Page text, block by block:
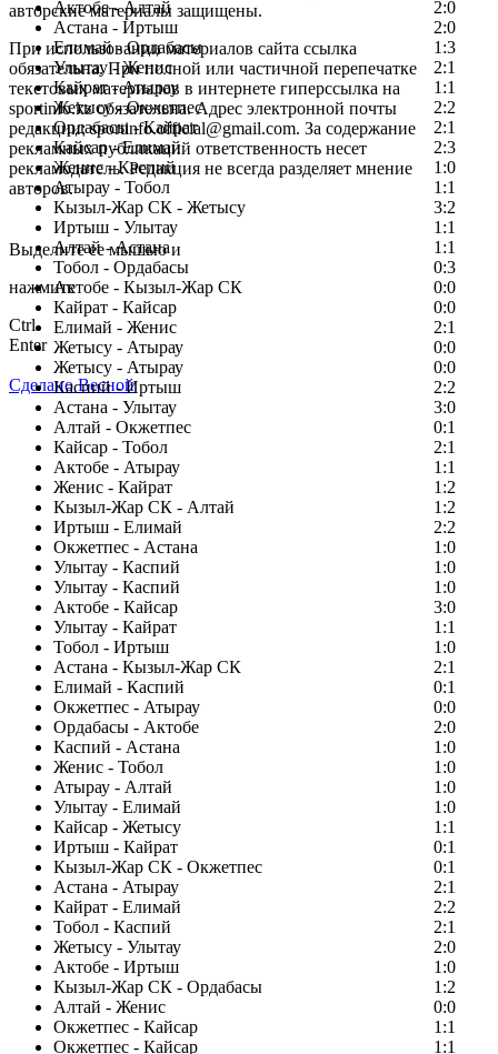
Актобе - Алтай
2:0
Астана - Иртыш
2:0
Елимай - Ордабасы
1:3
Улытау - Женис
2:1
Кайрат - Атырау
1:1
Жетысу - Окжетпес
2:2
Ордабасы - Кайрат
2:1
Кайсар - Елимай
2:3
Женис - Каспий
1:0
Атырау - Тобол
1:1
Кызыл-Жар СК - Жетысу
3:2
Иртыш - Улытау
1:1
Алтай - Астана
1:1
Тобол - Ордабасы
0:3
Актобе - Кызыл-Жар СК
0:0
Кайрат - Кайсар
0:0
Елимай - Женис
2:1
Жетысу - Атырау
0:0
Жетысу - Атырау
0:0
Каспий - Иртыш
2:2
Астана - Улытау
3:0
Алтай - Окжетпес
0:1
Кайсар - Тобол
2:1
Актобе - Атырау
1:1
Женис - Кайрат
1:2
Кызыл-Жар СК - Алтай
1:2
Иртыш - Елимай
2:2
Окжетпес - Астана
1:0
Улытау - Каспий
1:0
Улытау - Каспий
1:0
Актобе - Кайсар
3:0
Улытау - Кайрат
1:1
Тобол - Иртыш
1:0
Астана - Кызыл-Жар СК
2:1
Елимай - Каспий
0:1
Окжетпес - Атырау
0:0
Ордабасы - Актобе
2:0
Каспий - Астана
1:0
Женис - Тобол
1:0
Атырау - Алтай
1:0
Улытау - Елимай
1:0
Кайсар - Жетысу
1:1
Иртыш - Кайрат
0:1
Кызыл-Жар СК - Окжетпес
0:1
Астана - Атырау
2:1
Кайрат - Елимай
2:2
Тобол - Каспий
2:1
Жетысу - Улытау
2:0
Актобе - Иртыш
1:0
Кызыл-Жар СК - Ордабасы
1:2
Алтай - Женис
0:0
Окжетпес - Кайсар
1:1
Окжетпес - Кайсар
1:1
авторские материалы защищены.
При использовании материалов сайта ссылка
обязательна. При полной или частичной перепечатке
текстовых материалов в интернете гиперссылка на
sportinfo.kz обязательна. Адрес электронной почты
редакции: sportinfo.official@gmail.com. За содержание
рекламных публикаций ответственность несет
рекламодатель. Редакция не всегда разделяет мнение
авторов.
Заметили ошибку в тексте?
Выделите ее мышью и
нажмите
Ctrl
Enter
Сделано Весной